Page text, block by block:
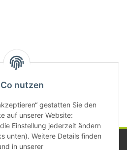
nutzen
gestatten Sie den
auf unserer Website:
Einstellung jederzeit ändern
unten). Weitere Details finden
in unserer